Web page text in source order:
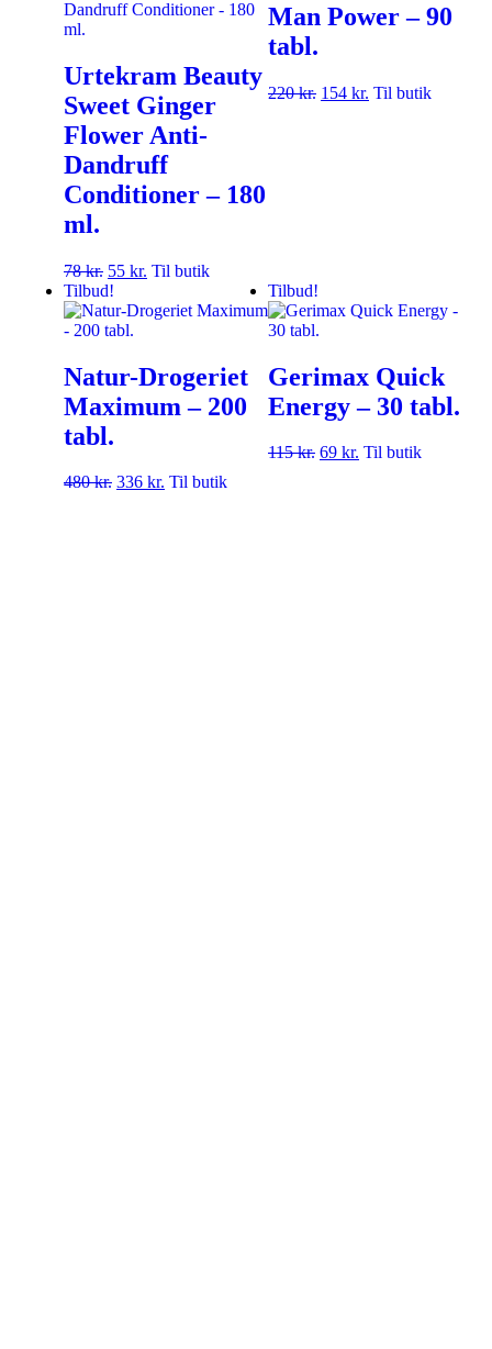
Urtekram Beauty
Sweet Ginger
Flower Anti-
Dandruff
Conditioner – 180
ml.
78kr. 55 kr. Til butik
Man Power – 90
tabl.
220kr. 154 kr. Til butik
Tilbud!
Natur-Drogeriet
Maximum – 200
tabl.
480kr. 336 kr. Til butik
Tilbud!
Gerimax Quick
Energy – 30 tabl.
115kr. 69 kr. Til butik